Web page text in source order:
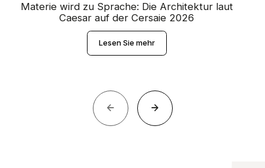
Materie wird zu Sprache: Die Architektur laut
Caesar auf der Cersaie 2026
Lesen Sie mehr